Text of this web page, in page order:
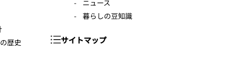
歴史
ニュース
暮らしの豆知識
サイトマップ